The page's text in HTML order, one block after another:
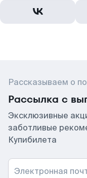
Рассказываем о
Рассылка с
Эксклюзивные
заботливые
Купибилета
Электронная